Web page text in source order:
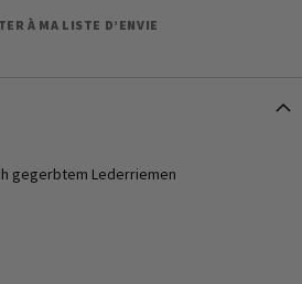
À MA LISTE D’ENVIE
gegerbtem Lederriemen